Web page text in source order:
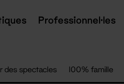
Professionnel·les
des spectacles 100% famille